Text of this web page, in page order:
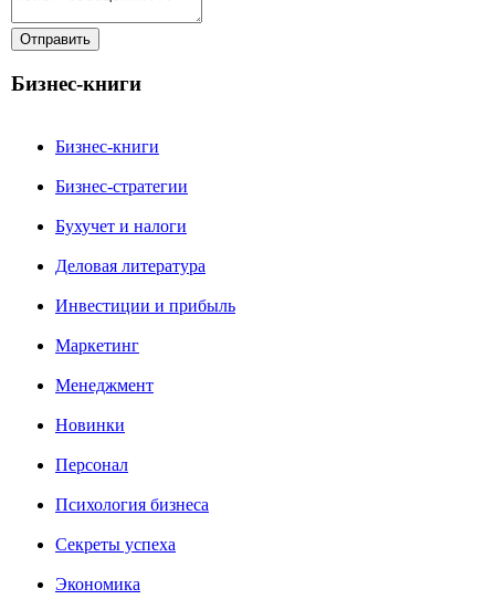
Бизнес-книги
Бизнес-книги
Бизнес-стратегии
Бухучет и налоги
Деловая литература
Инвестиции и прибыль
Маркетинг
Менеджмент
Новинки
Персонал
Психология бизнеса
Секреты успеха
Экономика